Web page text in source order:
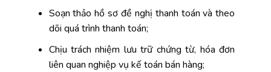
Soạn thảo hồ sơ đề nghị thanh toán và theo
dõi quá trình thanh toán;
Chịu trách nhiệm lưu trữ chứng từ, hóa đơn
liên quan nghiệp vụ kế toán bán hàng;